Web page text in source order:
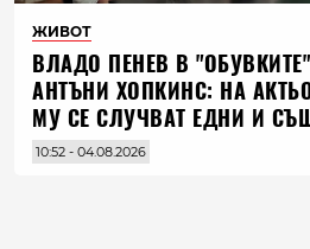
ЖИВОТ
ВЛАДO ПЕНЕВ В
АНТЪНИ ХОПКИНС: НА
МУ СЕ СЛУЧВАТ ЕДНИ И
НЕЩА ПО ЦЕЛИЯ СВЯТ
10:52 - 04.08.2026